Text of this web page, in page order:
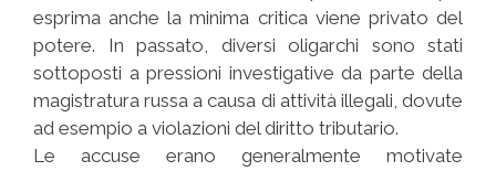
esprima anche la minima critica viene privato del
potere. In passato, diversi oligarchi sono stati
sottoposti a pressioni investigative da parte della
magistratura russa a causa di attività illegali, dovute
ad esempio a violazioni del diritto tributario.
Le accuse erano generalmente motivate